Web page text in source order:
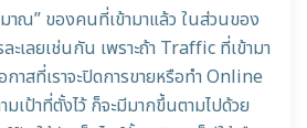
าณ” ของคนที่เข้ามาแล้ว ในส่วนของ
ะเลยเช่นกัน เพราะถ้า Traffic ที่เข้ามา
าสที่เราจะปิดการขายหรือทำ Online
เป้าที่ตั้งไว้ ก็จะมีมากขึ้นตามไปด้วย